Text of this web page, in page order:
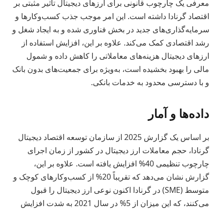
معرفی یک چارچوب قانونی برای ارزهای دیجیتال تأثیر مثبتی بر
اقتصاد گرنادا داشته است. این امر موجب جذب کسب‌وکارها و
سرمایه‌گذاری‌های جدید در بخش فناوری شده و به ایجاد شغل و
رشد اقتصادی کمک می‌کند. علاوه بر این، افزایش استفاده از
ارزهای دیجیتال هزینه‌های معاملاتی را کاهش داده و شمول
مالی را بهبود بخشیده است، به‌ویژه برای جمعیت‌های بدون بانک
و با دسترسی محدود به خدمات بانکی.
داده‌ها و آمار
بر اساس یک گزارش 2025 از سازمان توسعه اقتصاد دیجیتال
گرنادا، حجم معاملات ارز دیجیتال در کشور از زمان اجرای
چارچوب تنظیمی 40% افزایش یافته است. علاوه بر این،
گزارش نشان می‌دهد که تقریباً 20% از کسب‌وکارهای کوچک و
متوسط (SME) در گرنادا اکنون نوعی ارز دیجیتال را قبول
می‌کنند، که این میزان از 5% در سال 2021 به شدت افزایش